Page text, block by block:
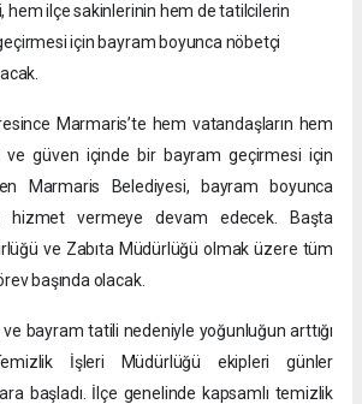
hem ilçe sakinlerinin hem de tatilcilerin
için bayram boyunca nöbetçi
Marmaris’te hem vatandaşların hem
güven içinde bir bayram geçirmesi için
Marmaris Belediyesi, bayram boyunca
hizmet vermeye devam edecek. Başta
ve Zabıta Müdürlüğü olmak üzere tüm
başında olacak.
bayram tatili nedeniyle yoğunluğun arttığı
İşleri Müdürlüğü ekipleri günler
başladı. İlçe genelinde kapsamlı temizlik